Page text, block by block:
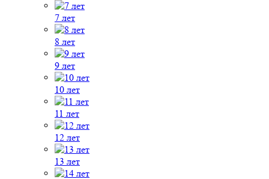
7 лет
8 лет
9 лет
10 лет
11 лет
12 лет
13 лет